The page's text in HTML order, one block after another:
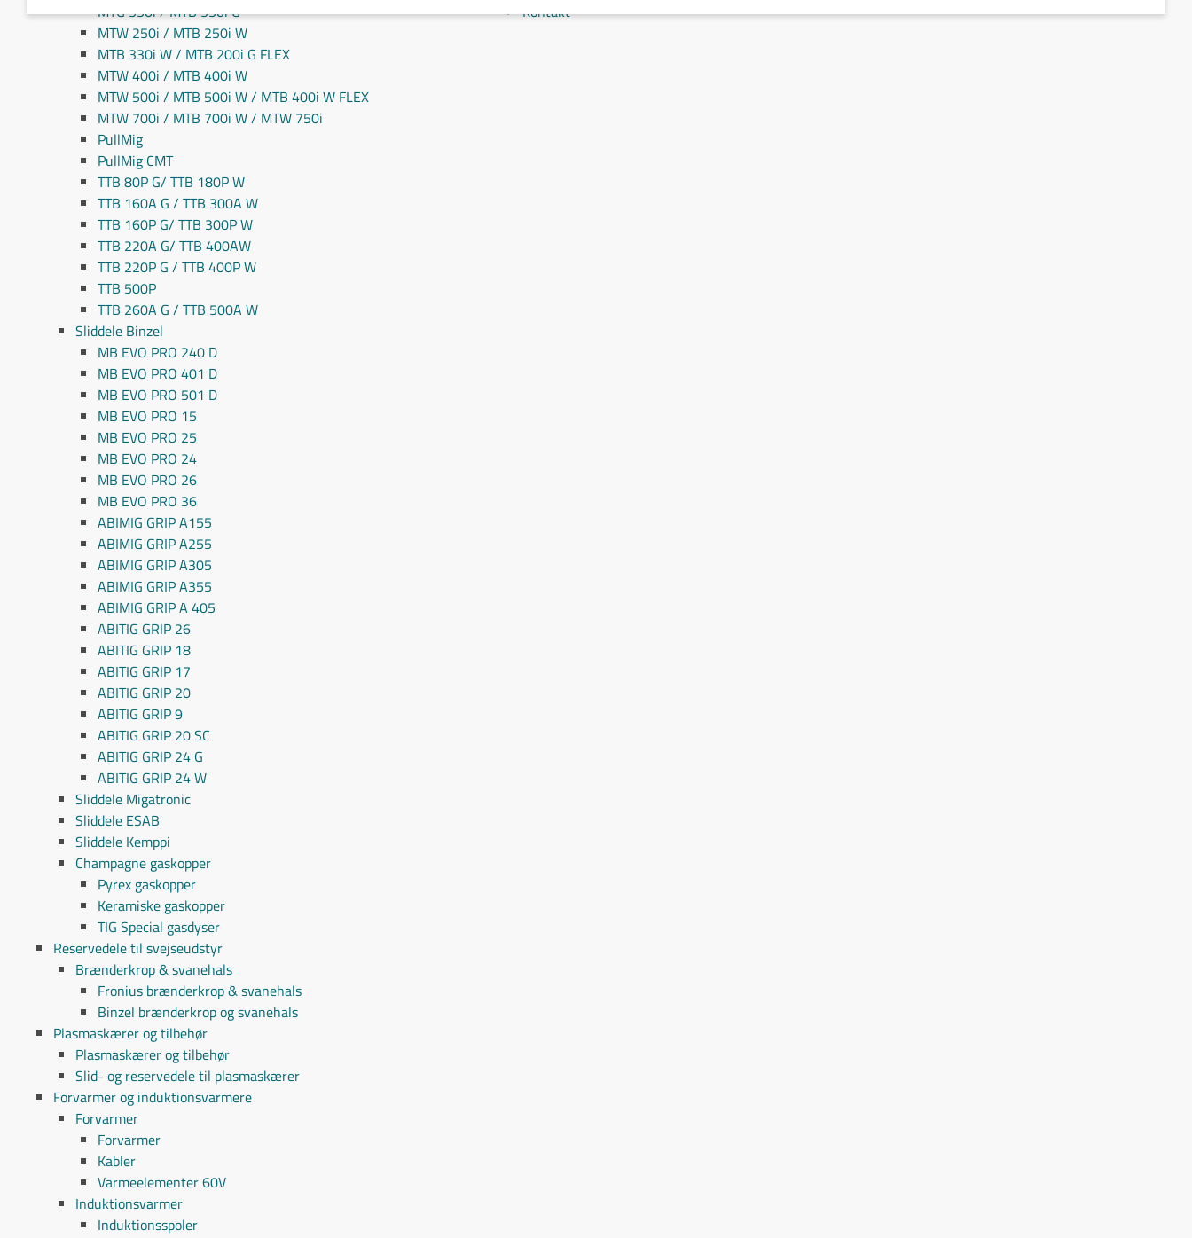
MTG 550i / MTB 550i G
MTW 250i / MTB 250i W
MTB 330i W / MTB 200i G FLEX
MTW 400i / MTB 400i W
MTW 500i / MTB 500i W / MTB 400i W FLEX
MTW 700i / MTB 700i W / MTW 750i
PullMig
PullMig CMT
TTB 80P G/ TTB 180P W
TTB 160A G / TTB 300A W
TTB 160P G/ TTB 300P W
TTB 220A G/ TTB 400AW
TTB 220P G / TTB 400P W
TTB 500P
TTB 260A G / TTB 500A W
Sliddele Binzel
MB EVO PRO 240 D
MB EVO PRO 401 D
MB EVO PRO 501 D
MB EVO PRO 15
MB EVO PRO 25
MB EVO PRO 24
MB EVO PRO 26
MB EVO PRO 36
ABIMIG GRIP A155
ABIMIG GRIP A255
ABIMIG GRIP A305
ABIMIG GRIP A355
ABIMIG GRIP A 405
ABITIG GRIP 26
ABITIG GRIP 18
ABITIG GRIP 17
ABITIG GRIP 20
ABITIG GRIP 9
ABITIG GRIP 20 SC
ABITIG GRIP 24 G
ABITIG GRIP 24 W
Sliddele Migatronic
Sliddele ESAB
Sliddele Kemppi
Champagne gaskopper
Pyrex gaskopper
Keramiske gaskopper
TIG Special gasdyser
Reservedele til svejseudstyr
Brænderkrop & svanehals
Fronius brænderkrop & svanehals
Binzel brænderkrop og svanehals
Plasmaskærer og tilbehør
Plasmaskærer og tilbehør
Slid- og reservedele til plasmaskærer
Forvarmer og induktionsvarmere
Forvarmer
Forvarmer
Kabler
Varmeelementer 60V
Induktionsvarmer
Induktionsspoler
Kontakt